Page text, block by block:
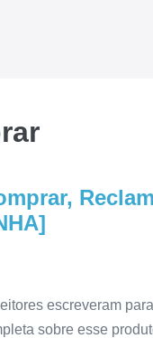
escreveram
sobre esse